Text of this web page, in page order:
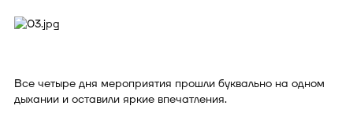
Все четыре дня мероприятия прошли буквально на одном
дыхании и оставили яркие впечатления.